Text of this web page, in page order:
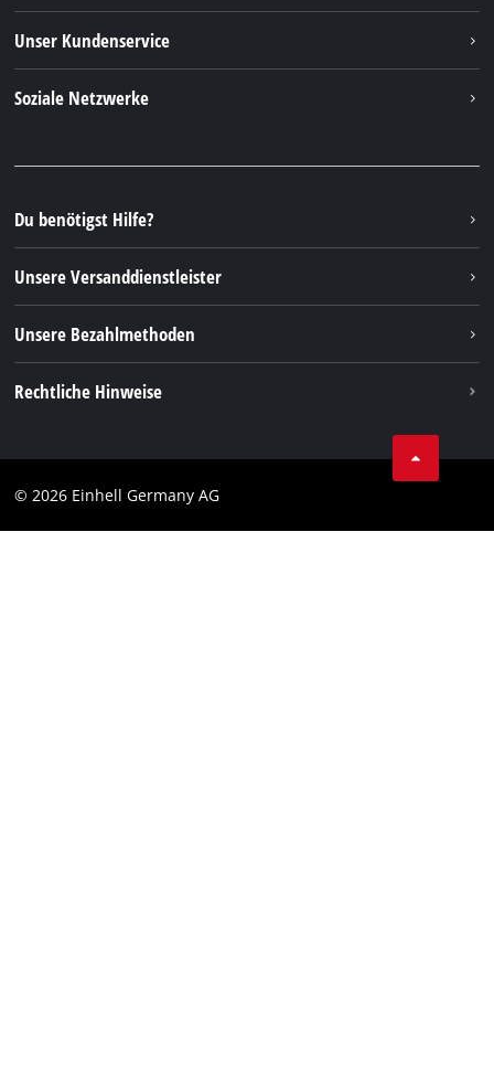
Nachhaltigkeit
Unser Kundenservice
FAQs
Rücksendungen / Widerruf
Verpackungsrichtlinien
Hinweise zur Batterieentsorgung
Vertrag widerrufen
Soziale Netzwerke
Instagram
TikTok
Pinterest
Linkedin
Du benötigst Hilfe?
Unsere Versanddienstleister
Unsere Bezahlmethoden
Rechtliche Hinweise
Impressum
© 2026 Einhell Germany AG